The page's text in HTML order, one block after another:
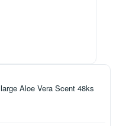
Aloe Vera Scent 48ks